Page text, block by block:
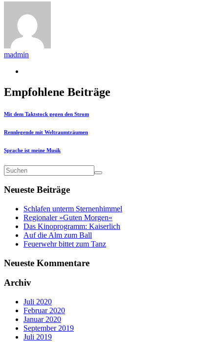
madmin
Empfohlene Beiträge
Mit dem Taktstock gegen den Strom
Rennlegende mit Weltraumträumen
Sprache ist meine Musik
Neueste Beiträge
Schlafen unterm Sternenhimmel
Regionaler »Guten Morgen«
Das Kinoprogramm: Kaiserlich
Auf die Alm zum Ball
Feuerwehr bittet zum Tanz
Neueste Kommentare
Archiv
Juli 2020
Februar 2020
Januar 2020
September 2019
Juli 2019